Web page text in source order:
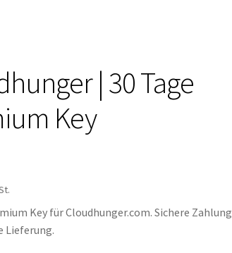
| 30 Tage
Key
Key für Cloudhunger.com. Sichere Zahlung
Lieferung.